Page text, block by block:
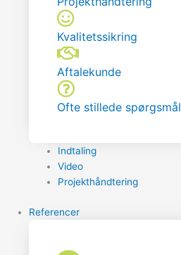
Kvalitetssikring
Aftalekunde
Ofte stillede spørgsmål
Indtaling
Video
Projekthåndtering
Referencer